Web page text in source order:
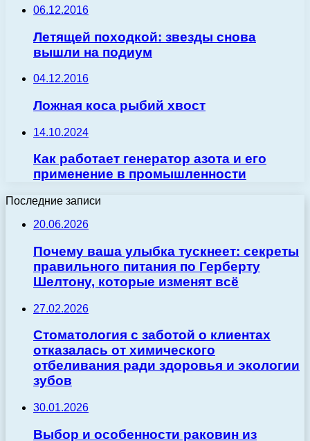
06.12.2016
Летящей походкой: звезды снова
вышли на подиум
04.12.2016
Ложная коса рыбий хвост
14.10.2024
Как работает генератор азота и его
применение в промышленности
Последние записи
20.06.2026
Почему ваша улыбка тускнеет: секреты
правильного питания по Герберту
Шелтону, которые изменят всё
27.02.2026
Стоматология с заботой о клиентах
отказалась от химического
отбеливания ради здоровья и экологии
зубов
30.01.2026
Выбор и особенности раковин из